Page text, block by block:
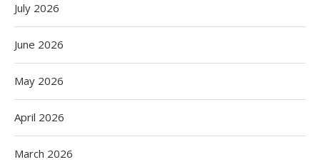
July 2026
June 2026
May 2026
April 2026
March 2026